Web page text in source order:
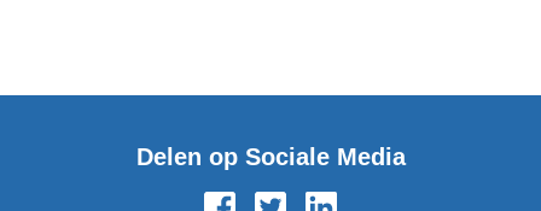
Delen op Sociale Media